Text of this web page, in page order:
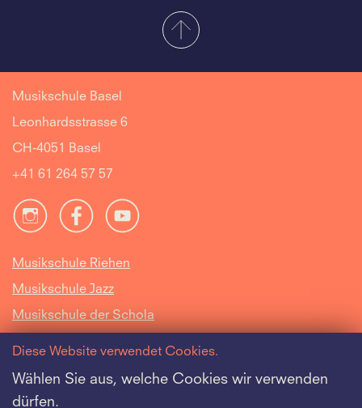
Musikschule Basel
Leonhardsstrasse 6
CH-4051 Basel
+41 61 264 57 57
Musikschule Riehen
Musikschule Jazz
Musikschule der Schola
Intranet
Offene Stellen
Diese Website verwendet Cookies.
Wählen Sie aus, welche Cookies wir verwenden
dürfen.